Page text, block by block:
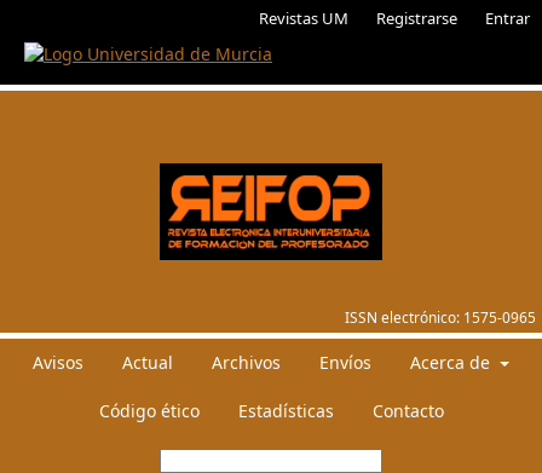
Revistas UM Registrarse Entrar
ISSN electrónico: 1575-0965
Avisos Actual Archivos Envíos Acerca de
Código ético Estadísticas Contacto